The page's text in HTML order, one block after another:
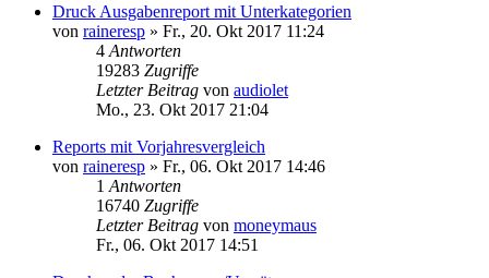
Druck Ausgabenreport mit Unterkategorien
von raineresp » Fr., 20. Okt 2017 11:24
4 Antworten
19283 Zugriffe
Letzter Beitrag von audiolet
Mo., 23. Okt 2017 21:04
Reports mit Vorjahresvergleich
von raineresp » Fr., 06. Okt 2017 14:46
1 Antworten
16740 Zugriffe
Letzter Beitrag von moneymaus
Fr., 06. Okt 2017 14:51